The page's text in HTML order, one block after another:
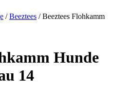
/Beeztees / Beeztees Flohkamm
Hunde
14